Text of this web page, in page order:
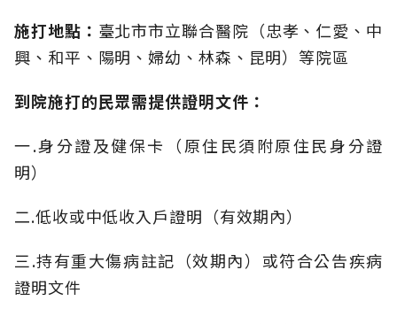
施打地點： 臺北市市立聯合醫院（忠孝、仁愛、中
興、和平、陽明、婦幼、林森、昆明）等院區
到院施打的民眾需提供證明文件：
一.身分證及健保卡（原住民須附原住民身分證
明）
二.低收或中低收入戶證明（有效期內）
三.持有重大傷病註記（效期內）或符合公告疾病
證明文件